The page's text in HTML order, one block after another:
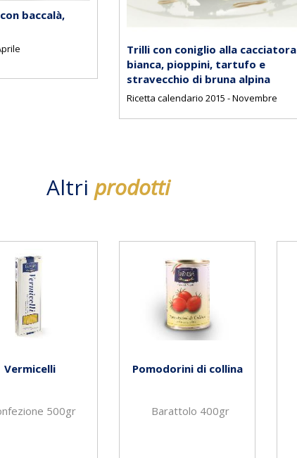
baccalà,
Trilli con coniglio alla cacciatora
bianca, pioppini, tartufo e
stravecchio di bruna alpina
Ricetta calendario 2015 - Novembre
Altri prodotti
Vermicelli
500gr
Pomodorini di collina
Barattolo 400gr